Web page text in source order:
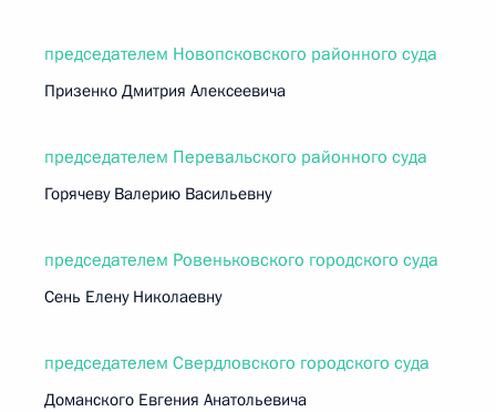
председателем Новопсковского районного суда
Призенко Дмитрия Алексеевича
председателем Перевальского районного суда
Горячеву Валерию Васильевну
председателем Ровеньковского городского суда
Сень Елену Николаевну
председателем Свердловского городского суда
Доманского Евгения Анатольевича